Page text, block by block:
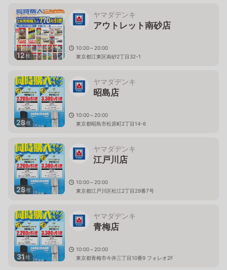
12枚
ヤマダデンキ
アウトレット南砂店
10:00～20:00
東京都江東区南砂2丁目32-1
28枚
ヤマダデンキ
昭島店
10:00～20:00
東京都昭島市松原町2丁目14-6
28枚
ヤマダデンキ
江戸川店
10:00～20:00
東京都江戸川区松江2丁目29番7号
31枚
ヤマダデンキ
青梅店
10:00～20:00
東京都青梅市今井三丁目10番9 フォレオ2F